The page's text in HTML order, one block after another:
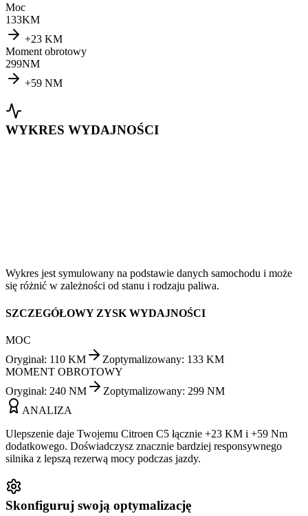
Moc
133KM
+23 KM
Moment obrotowy
299NM
+59 NM
WYKRES WYDAJNOŚCI
Wykres jest symulowany na podstawie danych samochodu i może
się różnić w zależności od stanu i rodzaju paliwa.
SZCZEGÓŁOWY ZYSK WYDAJNOŚCI
MOC
Oryginał: 110 KM Zoptymalizowany: 133 KM
MOMENT OBROTOWY
Oryginał: 240 NM Zoptymalizowany: 299 NM
ANALIZA
Ulepszenie daje Twojemu Citroen C5 łącznie +23 KM i +59 Nm
dodatkowego. Doświadczysz znacznie bardziej responsywnego
silnika z lepszą rezerwą mocy podczas jazdy.
Skonfiguruj swoją optymalizację